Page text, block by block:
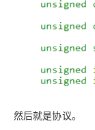
然后就是协议。